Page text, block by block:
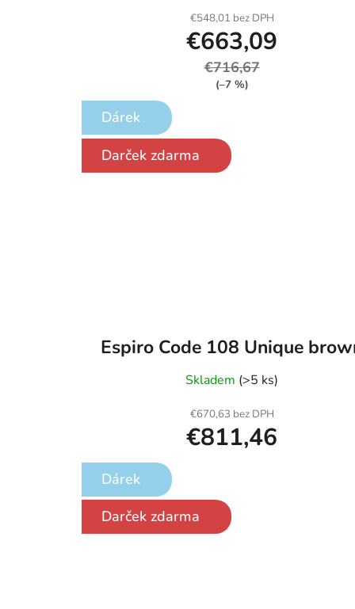
€548,01 bez DPH
€663,09
€716,67
(–7 %)
Dárek
Darček zdarma
Espiro Code 108 Unique
Skladem (>5 ks)
€670,63 bez DPH
€811,46
Dárek
Darček zdarma